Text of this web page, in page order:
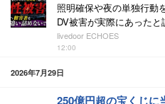
照明確保や夜の単独行動
DV被害が実際にあったと
livedoor ECHOES
12:00
2026年7月29日
250億円超の宝くじに